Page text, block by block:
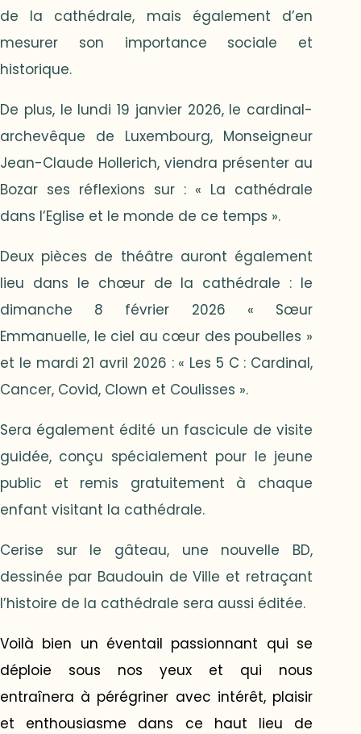
de la cathédrale, mais également d’en
mesurer son importance sociale et
historique.
De plus, le lundi 19 janvier 2026, le cardinal-
archevêque de Luxembourg, Monseigneur
Jean-Claude Hollerich, viendra présenter au
Bozar ses réflexions sur : « La cathédrale
dans l’Eglise et le monde de ce temps ».
Deux pièces de théâtre auront également
lieu dans le chœur de la cathédrale : le
dimanche 8 février 2026 « Sœur
Emmanuelle, le ciel au cœur des poubelles »
et le mardi 21 avril 2026 : « Les 5 C : Cardinal,
Cancer, Covid, Clown et Coulisses ».
Sera également édité un fascicule de visite
guidée, conçu spécialement pour le jeune
public et remis gratuitement à chaque
enfant visitant la cathédrale.
Cerise sur le gâteau, une nouvelle BD,
dessinée par Baudouin de Ville et retraçant
l’histoire de la cathédrale sera aussi éditée.
Voilà bien un éventail passionnant qui se
déploie sous nos yeux et qui nous
entraînera à pérégriner avec intérêt, plaisir
et enthousiasme dans ce haut lieu de